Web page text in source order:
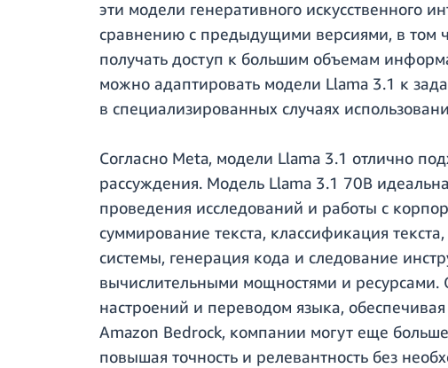
эти модели генеративного искусственного
сравнению с предыдущими версиями, в том
получать доступ к большим объемам
можно адаптировать модели Llama 3.1 к
в специализированных случаях
Согласно Meta, модели Llama 3.1 отлично
рассуждения. Модель Llama 3.1 70B
проведения исследований и работы с
суммирование текста, классификация
системы, генерация кода и следование
вычислительными мощностями и ресурсами.
настроений и переводом языка,
Amazon Bedrock, компании могут еще
повышая точность и релевантность без